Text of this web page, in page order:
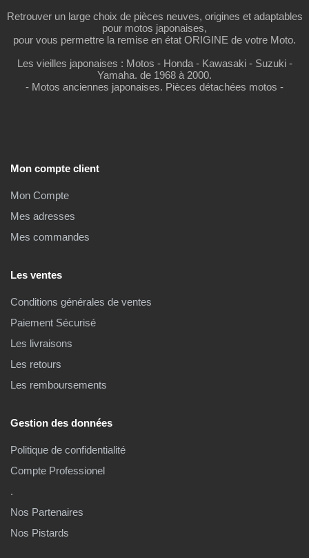
Retrouver un large choix de pièces neuves, origines et adaptables
pour motos japonaises,
pour vous permettre la remise en état ORIGINE de votre Moto.
Les vieilles japonaises : Motos - Honda - Kawasaki - Suzuki -
Yamaha. de 1968 à 2000.
- Motos anciennes japonaises. Pièces détachées motos -
Mon compte client
Mon Compte
Mes adresses
Mes commandes
Les ventes
Conditions générales de ventes
Paiement Sécurisé
Les livraisons
Les retours
Les remboursements
Gestion des données
Politique de confidentialité
Compte Professionel
.
Nos Partenaires
Nos Pistards